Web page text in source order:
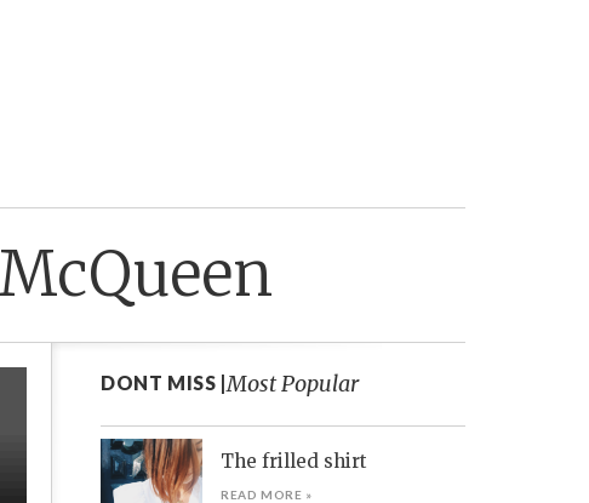
DONT MISS |Most Popular
The frilled shirt
READ MORE »